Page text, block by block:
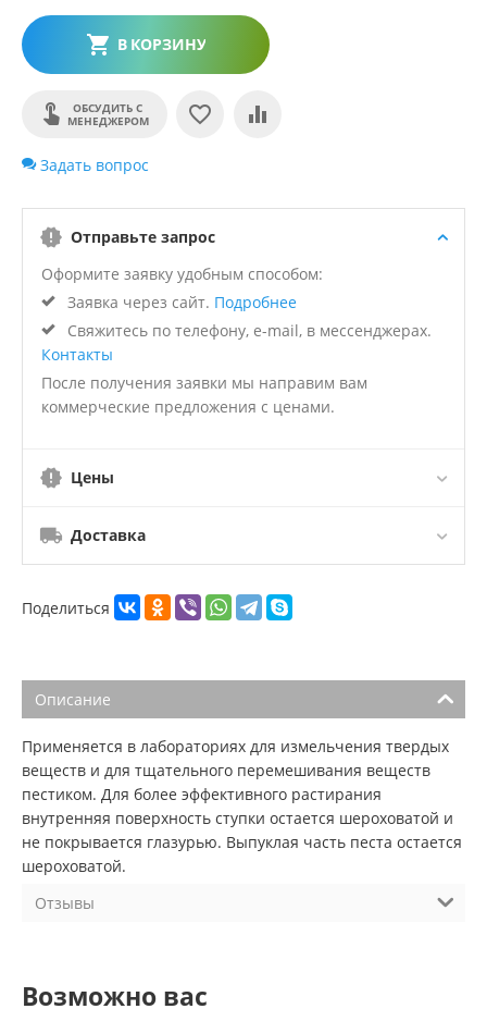
В КОРЗИНУ
ОБСУДИТЬ С
МЕНЕДЖЕРОМ
Задать вопрос
Отправьте запрос
Оформите заявку удобным способом:
Заявка через сайт. Подробнее
Свяжитесь по телефону, e-mail, в мессенджерах.
Контакты
После получения заявки мы направим вам
коммерческие предложения с ценами.
Цены
Доставка
Поделиться
Описание
Применяется в лабораториях для измельчения твердых
веществ и для тщательного перемешивания веществ
пестиком. Для более эффективного растирания
внутренняя поверхность ступки остается шероховатой и
не покрывается глазурью. Выпуклая часть песта остается
шероховатой.
Отзывы
Возможно вас